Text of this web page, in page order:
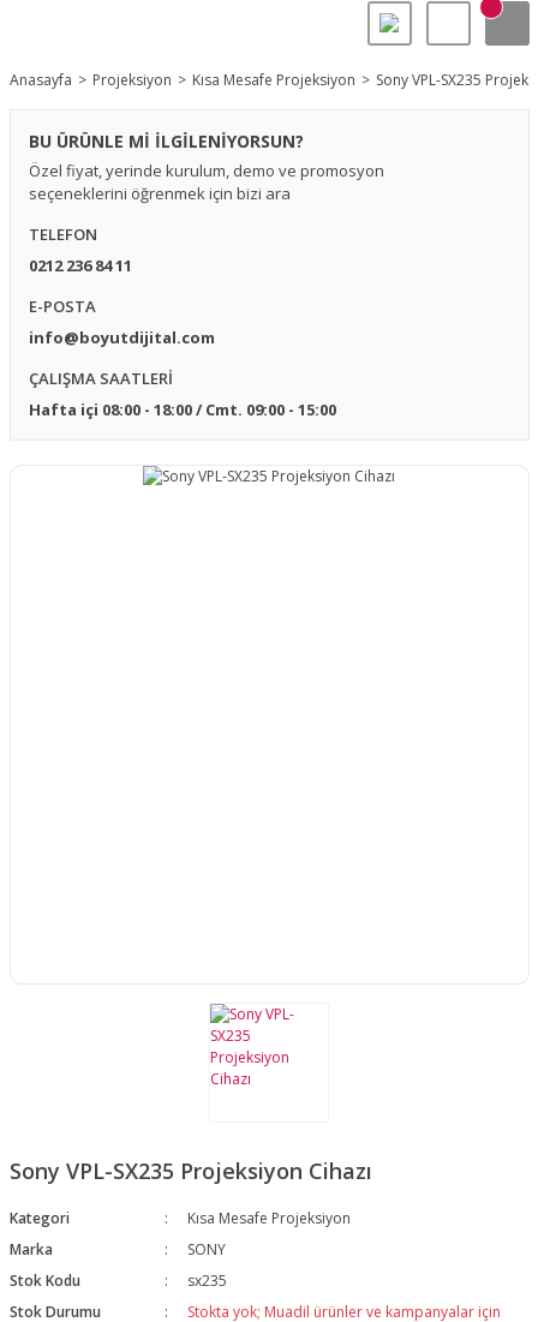
Anasayfa Projeksiyon Kısa Mesafe Projeksiyon Sony VPL-SX235
BU ÜRÜNLE Mİ İLGİLENİYORSUN?
Özel fiyat, yerinde kurulum, demo ve promosyon
seçeneklerini öğrenmek için bizi ara
TELEFON
0212 236 84 11
E-POSTA
info@boyutdijital.com
ÇALIŞMA SAATLERİ
Hafta içi 08:00 - 18:00 / Cmt. 09:00 - 15:00
Sony VPL-SX235 Projeksiyon Cihazı
Kategori
Kısa Mesafe Projeksiyon
Marka
SONY
Stok Kodu
sx235
Stok Durumu
Stokta yok; Muadil ürünler ve kampanyalar için